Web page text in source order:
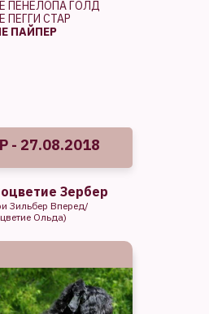
ПЕНЕЛОПА ГОЛД
ПЕГГИ СТАР
ПАЙПЕР
Зильбер Вперед/
Ольда)
Зербер
- 27.08.2018